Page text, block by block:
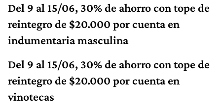
Del 9 al 15/06, 30% de ahorro con tope de
reintegro de $20.000 por cuenta en
indumentaria masculina
Del 9 al 15/06, 30% de ahorro con tope de
reintegro de $20.000 por cuenta en
vinotecas